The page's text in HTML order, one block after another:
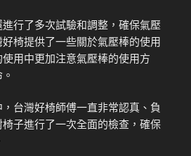
行了多次試驗和調整，確保氣壓
椅提供了一些關於氣壓棒的使用
用中更加注意氣壓棒的使用方
台灣好椅師傅一直非常認真、負
子進行了一次全面的檢查，確保